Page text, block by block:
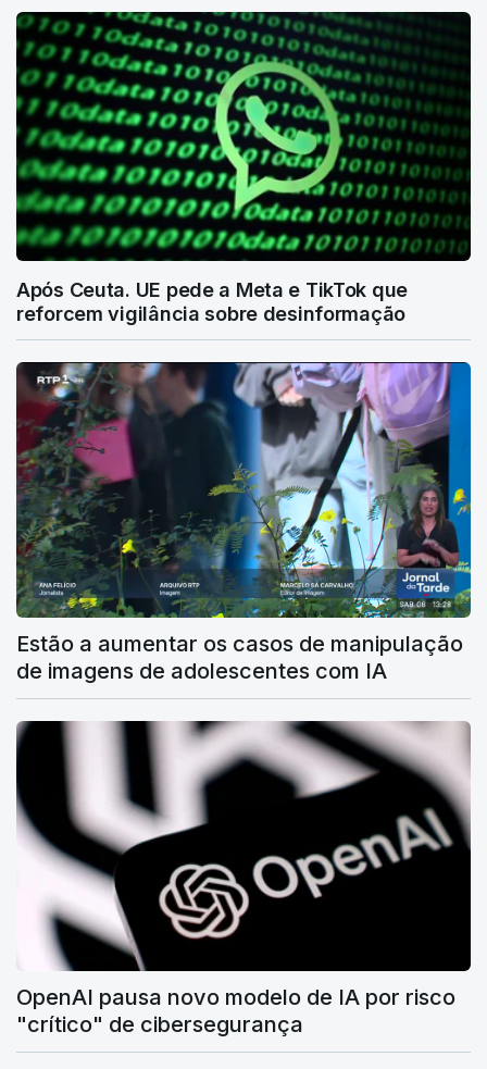
Após Ceuta. UE pede a Meta e TikTok que
reforcem vigilância sobre desinformação
Estão a aumentar os casos de manipulação
de imagens de adolescentes com IA
OpenAI pausa novo modelo de IA por risco
"crítico" de cibersegurança